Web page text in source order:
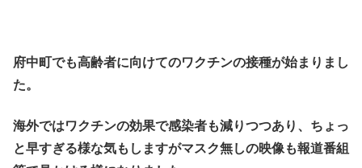
府中町でも高齢者に向けてのワクチンの接種が始まりまし
た。
海外ではワクチンの効果で感染者も減りつつあり、ちょっ
と早すぎる様な気もしますがマスク無しの映像も報道番組